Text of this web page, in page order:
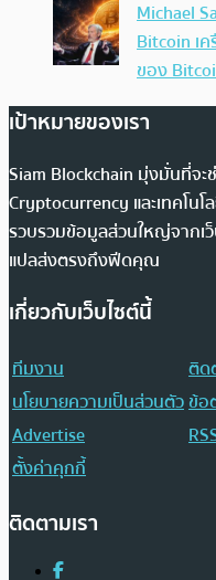
Michael
Bitcoin เ
ของ
เป้าหมายของเรา
Siam Blockchain มุ่งมั่นที่จะ
Cryptocurrency และเทคโน
รวบรวมข้อมูลส่วนใหญ่จากเว็
แปลส่งตรงถึงฟีดคุณ
เกี่ยวกับเว็บไซต์นี้
ทีมงาน
ติด
นโยบายความเป็นส่วนตัวข้อ
Advertise
ตั้งค่าคุกกี้
ติดตามเรา